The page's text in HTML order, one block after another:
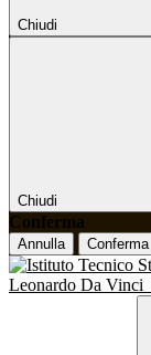
Chiudi
Chiudi
Conferma
Annulla Conferma
Leonardo Da Vinci